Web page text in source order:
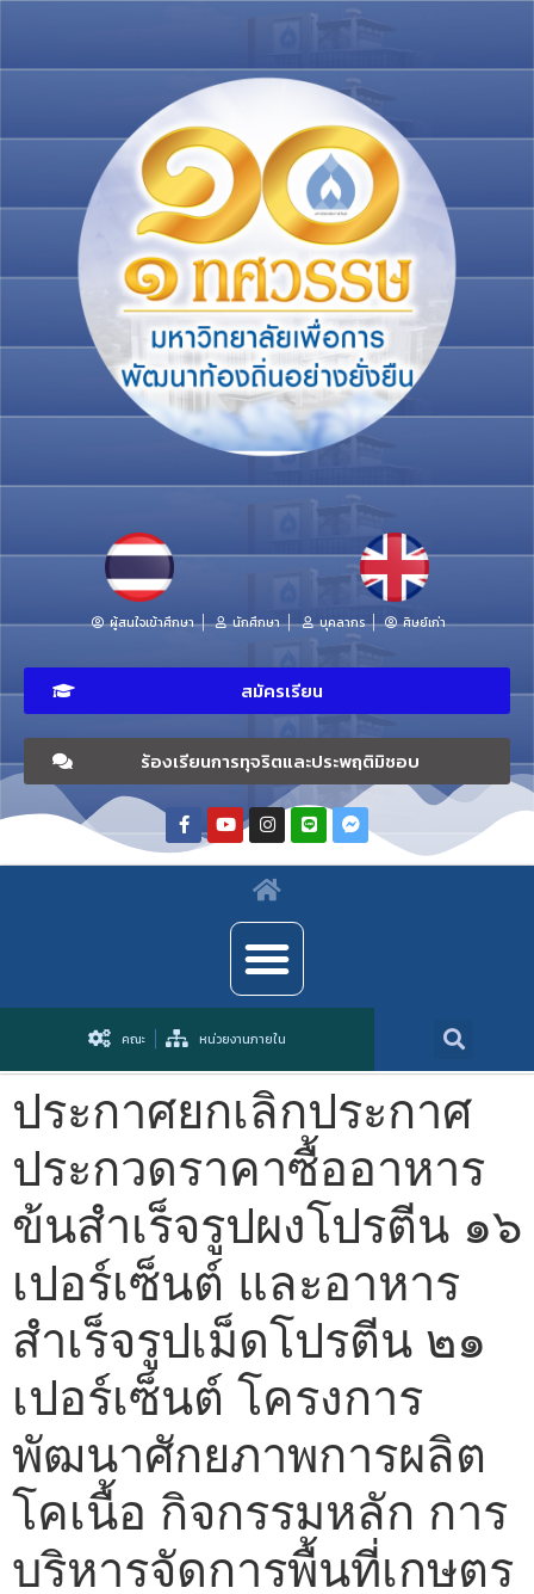
ผู้สนใจเข้าศึกษา นักศึกษา บุคลากร ศิษย์เก่า
สมัครเรียน
ร้องเรียนการทุจริตและประพฤติมิชอบ
คณะ หน่วยงานภายใน
ประกาศยกเลิกประกาศ
ประกวดราคาซื้ออาหาร
ข้นสำเร็จรูปผงโปรตีน ๑๖
เปอร์เซ็นต์ และอาหาร
สำเร็จรูปเม็ดโปรตีน ๒๑
เปอร์เซ็นต์ โครงการ
พัฒนาศักยภาพการผลิต
โคเนื้อ กิจกรรมหลัก การ
บริหารจัดการพื้นที่เกษตร